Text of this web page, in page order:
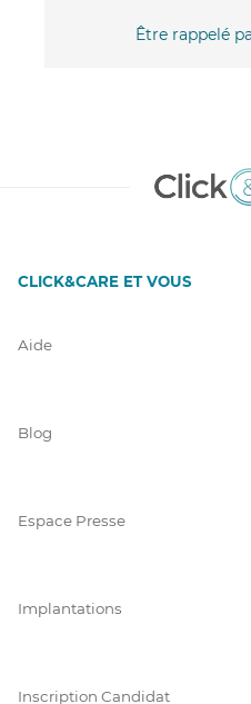
Être rappelé
CLICK&CARE ET VOUS
Aide
Blog
Espace Presse
Implantations
Inscription Candidat